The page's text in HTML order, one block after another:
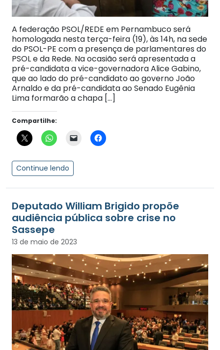
A federação PSOL/REDE em Pernambuco será
homologada nesta terça-feira (19), às 14h, na sede
do PSOL-PE com a presença de parlamentares do
PSOL e da Rede. Na ocasião será apresentada a
pré-candidata a vice-governadora Alice Gabino,
que ao lado do pré-candidato ao governo João
Arnaldo e da pré-candidata ao Senado Eugênia
Lima formarão a chapa […]
Compartilhe:
Continue lendo
Deputado William Brigido propõe
audiência pública sobre crise no
Sassepe
13 de maio de 2023